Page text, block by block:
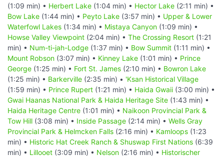
(1:09 min) • Herbert Lake (1:04 min) • Hector Lake (2:11 min) •
Bow Lake (1:44 min) • Peyto Lake (3:57 min) • Upper & Lower
Waterfowl Lakes (1:34 min) • Mistaya Canyon (1:09 min) •
Howse Valley Viewpoint (2:04 min) • The Crossing Resort (1:21
min) • Num-ti-jah-Lodge (1:37 min) • Bow Summit (1:11 min) •
Mount Robson (3:07 min) • Kinney Lake (1:01 min) • Prince
George (1:25 min) • Fort St. James (2:10 min) • Bowron Lake
(1:25 min) • Barkerville (2:35 min) • 'Ksan Historical Village
(1:59 min) • Prince Rupert (1:21 min) • Haida Gwaii (3:00 min) •
Gwai Haanas National Park & Haida Heritage Site (1:43 min) •
Haida Heritage Centre (1:01 min) • Naikoon Provincial Park &
Tow Hill (3:08 min) • Inside Passage (2:14 min) • Wells Gray
Provincial Park & Helmcken Falls (2:16 min) • Kamloops (1:23
min) • Historic Hat Creek Ranch & Shuswap First Nations (6:39
min) • Lillooet (3:09 min) • Nelson (2:16 min) • Historischer